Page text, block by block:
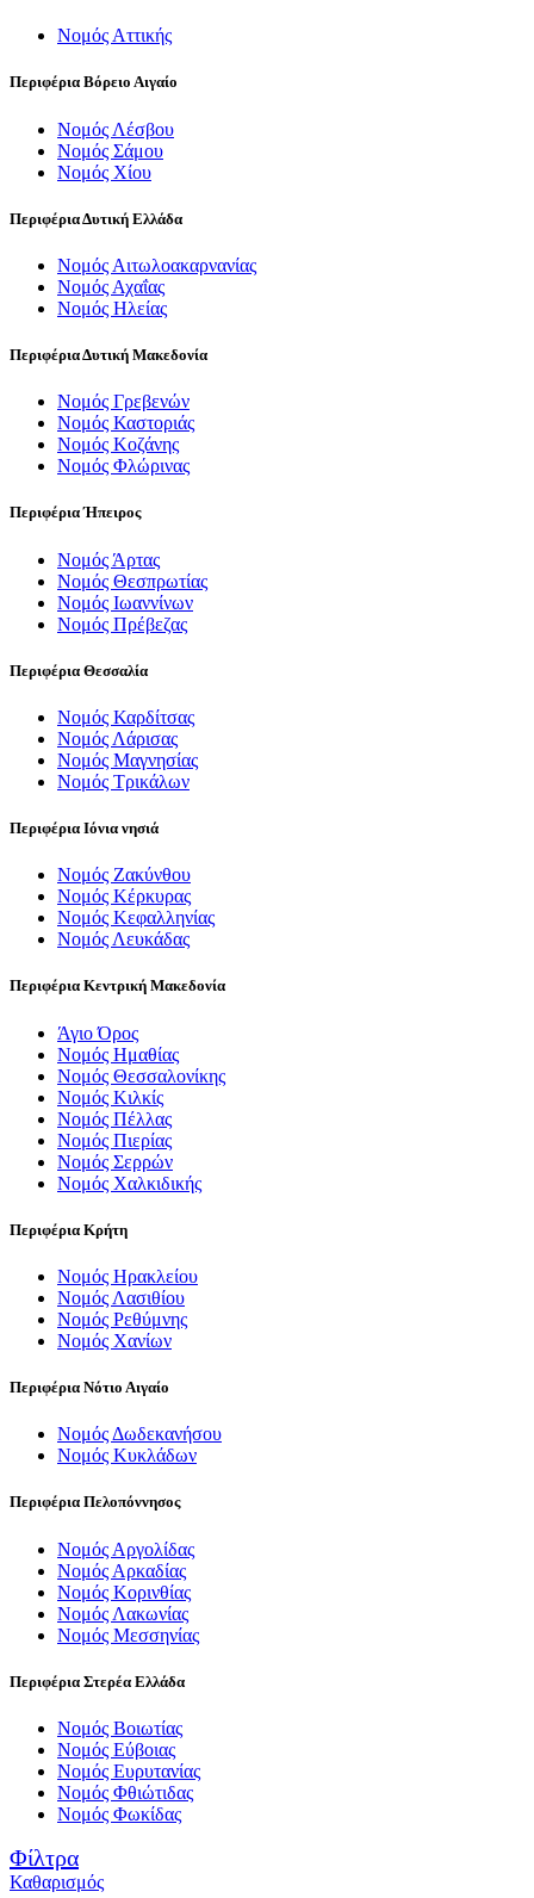
Νομός Αττικής
Περιφέρια Βόρειο Αιγαίο
Νομός Λέσβου
Νομός Σάμου
Νομός Χίου
Περιφέρια Δυτική Ελλάδα
Νομός Αιτωλοακαρνανίας
Νομός Αχαΐας
Νομός Ηλείας
Περιφέρια Δυτική Μακεδονία
Νομός Γρεβενών
Νομός Καστοριάς
Νομός Κοζάνης
Νομός Φλώρινας
Περιφέρια Ήπειρος
Νομός Άρτας
Νομός Θεσπρωτίας
Νομός Ιωαννίνων
Νομός Πρέβεζας
Περιφέρια Θεσσαλία
Νομός Καρδίτσας
Νομός Λάρισας
Νομός Μαγνησίας
Νομός Τρικάλων
Περιφέρια Ιόνια νησιά
Νομός Ζακύνθου
Νομός Κέρκυρας
Νομός Κεφαλληνίας
Νομός Λευκάδας
Περιφέρια Κεντρική Μακεδονία
Άγιο Όρος
Νομός Ημαθίας
Νομός Θεσσαλονίκης
Νομός Κιλκίς
Νομός Πέλλας
Νομός Πιερίας
Νομός Σερρών
Νομός Χαλκιδικής
Περιφέρια Κρήτη
Νομός Ηρακλείου
Νομός Λασιθίου
Νομός Ρεθύμνης
Νομός Χανίων
Περιφέρια Νότιο Αιγαίο
Νομός Δωδεκανήσου
Νομός Κυκλάδων
Περιφέρια Πελοπόννησος
Νομός Αργολίδας
Νομός Αρκαδίας
Νομός Κορινθίας
Νομός Λακωνίας
Νομός Μεσσηνίας
Περιφέρια Στερέα Ελλάδα
Νομός Βοιωτίας
Νομός Εύβοιας
Νομός Ευρυτανίας
Νομός Φθιώτιδας
Νομός Φωκίδας
Φίλτρα
Καθαρισμός